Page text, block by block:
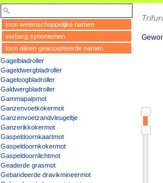
toon wetenschappelijke namen
verberg synoniemen
toon alleen geaccepteerde namen
Gagelbladroller
Gageldwergbladroller
Gageloogbladroller
Galdwergbladroller
Gammapalpmot
Ganzenvoetkokermot
Ganzenvoetzandvleugeltje
Ganzerikkokermot
Gaspeldoornkaartmot
Gaspeldoornkokermot
Gaspeldoornlichtmot
Geaderde grasmot
Gebandeerde dravikmineermot